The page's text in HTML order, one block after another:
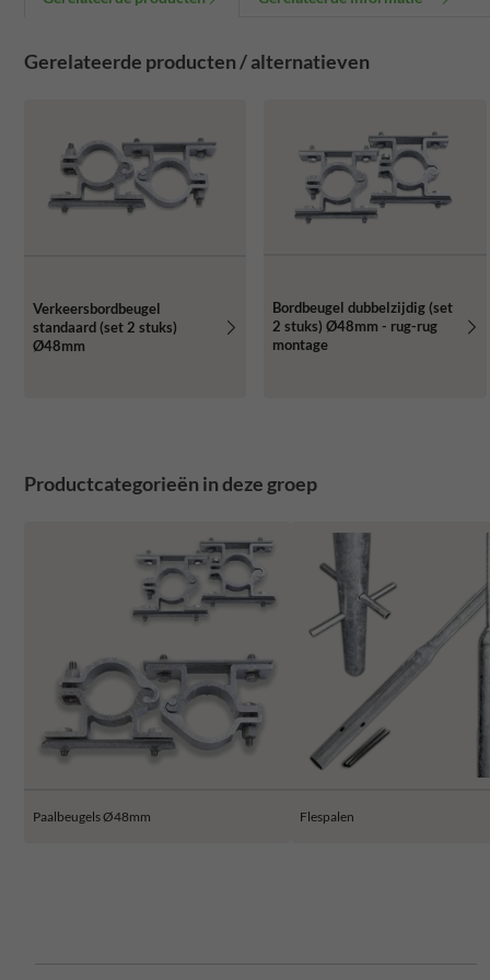
Gerelateerde producten / alternatieven
Verkeersbordbeugel
standaard (set 2 stuks)
Ø48mm
Bordbeugel dubbelzijdig (set
2 stuks) Ø48mm - rug-rug
montage
Productcategorieën in deze groep
Paalbeugels Ø48mm Flespalen